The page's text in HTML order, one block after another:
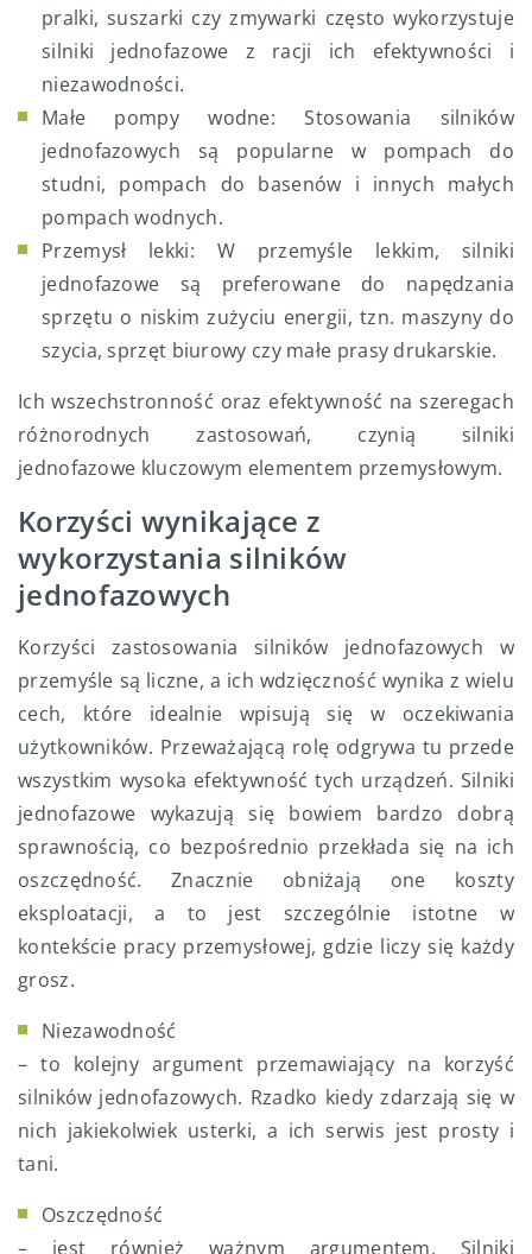
pralki, suszarki czy zmywarki często wykorzystuje
silniki jednofazowe z racji ich efektywności i
niezawodności.
Małe pompy wodne: Stosowania silników
jednofazowych są popularne w pompach do
studni, pompach do basenów i innych małych
pompach wodnych.
Przemysł lekki: W przemyśle lekkim, silniki
jednofazowe są preferowane do napędzania
sprzętu o niskim zużyciu energii, tzn. maszyny do
szycia, sprzęt biurowy czy małe prasy drukarskie.
Ich wszechstronność oraz efektywność na szeregach
różnorodnych zastosowań, czynią silniki
jednofazowe kluczowym elementem przemysłowym.
Korzyści wynikające z
wykorzystania silników
jednofazowych
Korzyści zastosowania silników jednofazowych w
przemyśle są liczne, a ich wdzięczność wynika z wielu
cech, które idealnie wpisują się w oczekiwania
użytkowników. Przeważającą rolę odgrywa tu przede
wszystkim wysoka efektywność tych urządzeń. Silniki
jednofazowe wykazują się bowiem bardzo dobrą
sprawnością, co bezpośrednio przekłada się na ich
oszczędność. Znacznie obniżają one koszty
eksploatacji, a to jest szczególnie istotne w
kontekście pracy przemysłowej, gdzie liczy się każdy
grosz.
Niezawodność
– to kolejny argument przemawiający na korzyść
silników jednofazowych. Rzadko kiedy zdarzają się w
nich jakiekolwiek usterki, a ich serwis jest prosty i
tani.
Oszczędność
– jest również ważnym argumentem. Silniki